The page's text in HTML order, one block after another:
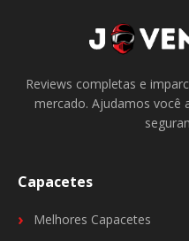
Reviews completas e
mercado. Ajudamos você
Capacetes
Melhores Capacetes